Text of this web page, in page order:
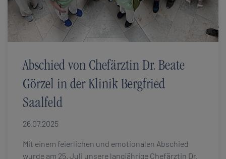
Abschied von Chefärztin Dr. Beate
Görzel in der Klinik Bergfried
Saalfeld
26.07.2025
Mit einem feierlichen und emotionalen Abschied
wurde am 25. Juli unsere langjährige Chefärztin Dr.